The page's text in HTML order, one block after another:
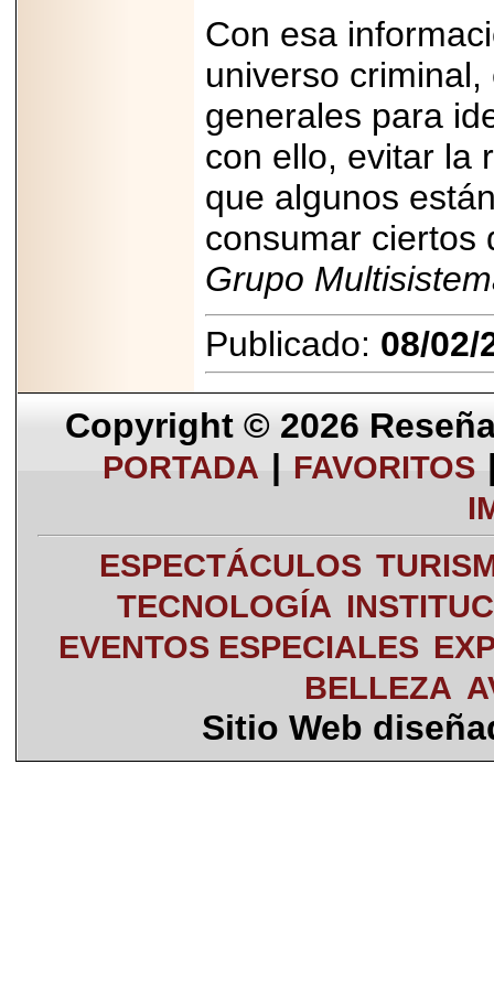
Con esa
universo
generales para
con ello, evitar la
que algunos
consumar
Grupo
Publicado: 08/02/
Copyright © 2026
PORTADA | FAVORITOS
ESPECTÁCULOS
TECNOLOGÍA
EVENTOS ESPECIALES
BELLEZA
Sitio Web